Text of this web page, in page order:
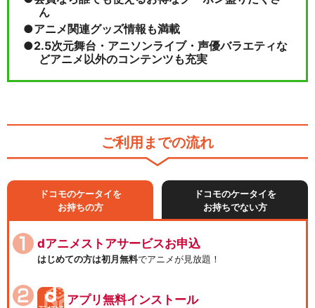
ん
アニメ関連グッズ情報も満載
2.5次元舞台・アニソンライブ・声優バラエティな
どアニメ以外のコンテンツも充実
ご利用までの流れ
ドコモのケータイを
お持ちの方
ドコモのケータイを
お持ちでない方
dアニメストアサービスお申込
はじめての方は初月無料でアニメが見放題！
アプリ無料インストール